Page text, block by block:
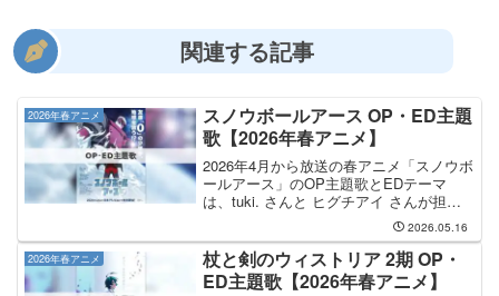
関連する記事
2026年春アニメ
スノウボールアース OP・ED主題
歌【2026年春アニメ】
2026年4月から放送の春アニメ「スノウボ
ールアース」のOP主題歌とEDテーマ
は、tuki. さんと ヒグチアイ さんが担当
します。OP主題歌の担当はtuki.さんで、
曲名は「零-zero-」です。EDテーマは ヒ
グチアイ さんが担当し、E...
2026.05.16
2026年春アニメ
杖と剣のウィストリア 2期 OP・
ED主題歌【2026年春アニメ】